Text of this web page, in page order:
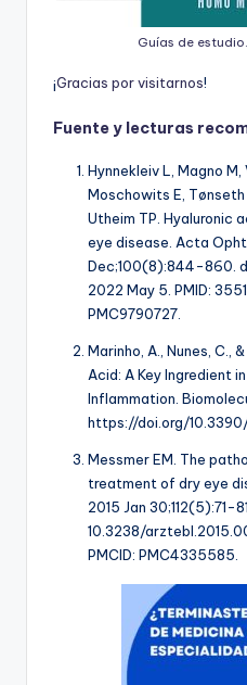
Guías de
¡Gracias porvisitarnos!
Fuente y lecturas
Hynnekleiv L, Magno M,
Moschowits E, Tønseth
Utheim TP. Hyaluronic
eye disease. Acta
Dec;100(8):844-860.
2022 May 5. PMID:
PMC9790727.
Marinho, A., Nunes, C.,
Acid: A Key Ingredient
Inflammation.
https://doi.org/10.3390/
Messmer EM. The
treatment of dry eye
2015 Jan 30;112(5):71-
10.3238/
PMCID: PMC4335585.